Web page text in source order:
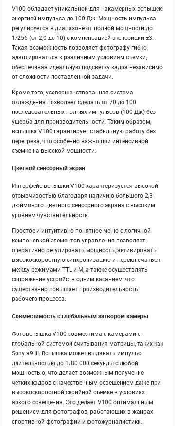
V100 обладает уникальной для накамерных вспышек
энергией импульса до 100 Дж. Мощность импульса
регулируется в диапазоне от полной мощности до
1/256 (от 2,0 до 10) с компенсацией экспозиции ±3.
Такая возможность позволяет фотографу гибко
адаптироваться к различным условиям съемки,
обеспечивая идеальную подсветку кадра независимо
от сложности поставленной задачи.
Кроме того, усовершенствованная система
охлаждения позволяет сделать от 70 до 100
последовательных полных импульсов (100 Дж) без
ущерба для производительности. Таким образом,
вспышка V100 гарантирует стабильную работу без
перегрева, что особенно важно при интенсивной
съемке на высокой мощности.
Цветной сенсорный экран
Интерфейс вспышки V100 характеризуется высокой
отзывчивостью благодаря наличию большого 2,3-
дюймового цветного сенсорного экрана с высоким
уровнем чувствительности.
Простое и интуитивно понятное меню с логичной
компоновкой элементов управления позволяет
оперативно регулировать мощность, активировать
высокоскоростную синхронизацию и переключаться
между режимами TTL и M, а также осуществлять
сопряжение устройств одним касанием, что
существенно повышает производительность
рабочего процесса.
Совместимость с глобальным затвором камеры
Фотовспышка V100 совместима с камерами с
глобальной системой считывания матрицы, таких как
Sony a9 III. Вспышка может выдавать импульс
длительностью до 1/80 000 секунды с любой
мощностью, что делает возможным получение
четких кадров с качественным освещением даже при
высокоскоростной серийной съемке в условиях
яркого освещения. Это делает V100 оптимальным
решением для фотографов, работающих в жанрах
спортивной фотографии и фотожурналистики.